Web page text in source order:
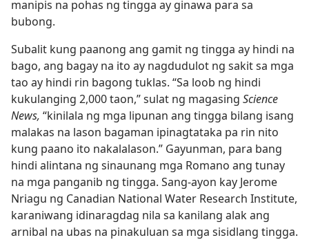
manipis na pohas ng tingga ay ginawa para sa
bubong.
Subalit kung paanong ang gamit ng tingga ay hindi na
bago, ang bagay na ito ay nagdudulot ng sakit sa mga
tao ay hindi rin bagong tuklas. “Sa loob ng hindi
kukulanging 2,000 taon,” sulat ng magasing Science
News, “kinilala ng mga lipunan ang tingga bilang isang
malakas na lason bagaman ipinagtataka pa rin nito
kung paano ito nakalalason.” Gayunman, para bang
hindi alintana ng sinaunang mga Romano ang tunay
na mga panganib ng tingga. Sang-ayon kay Jerome
Nriagu ng Canadian National Water Research Institute,
karaniwang idinaragdag nila sa kanilang alak ang
arnibal na ubas na pinakuluan sa mga sisidlang tingga.